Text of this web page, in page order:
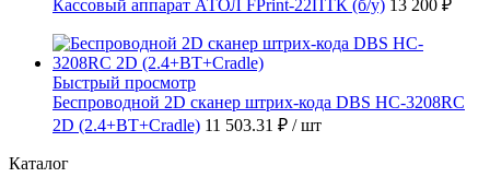
Кассовый аппарат АТОЛ FPrint-22ПТК (б/у) 13 200 ₽
Быстрый просмотр
Беспроводной 2D сканер штрих-кода DBS HC-3208RC
2D (2.4+BT+Cradle) 11 503.31 ₽ / шт
Каталог